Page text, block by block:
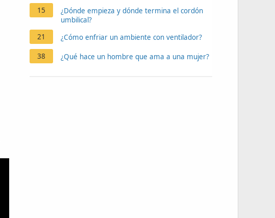
15
¿Dónde empieza y dónde termina el cordón
umbilical?
21
¿Cómo enfriar un ambiente con ventilador?
38 ¿Qué hace un hombre que ama a una mujer?